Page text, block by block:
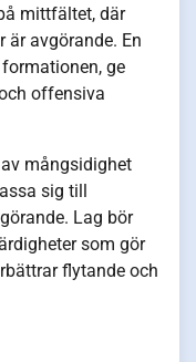
mittfältet, där
avgörande. En
ge
offensiva
mångsidighet
sig till
Lag bör
som gör
flytande och